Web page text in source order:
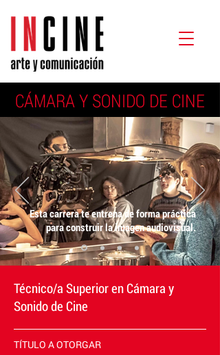
CÁMARA Y SONIDO DE CINE
Esta carrera te entrena de forma práctica
para construir la imagen audiovisual.
​Técnico/a Superior en Cámara y
Sonido de Cine
TÍTULO A OTORGAR